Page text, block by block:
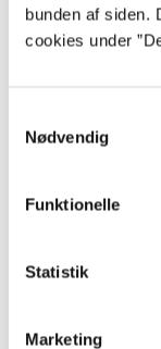
bunden af siden.
cookies under
Nødvendig
Funktionelle
Statistik
Marketing
Alle